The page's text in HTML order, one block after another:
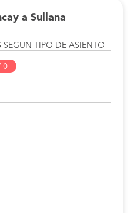
a Sullana
SEGUN TIPO DE ASIENTO
0